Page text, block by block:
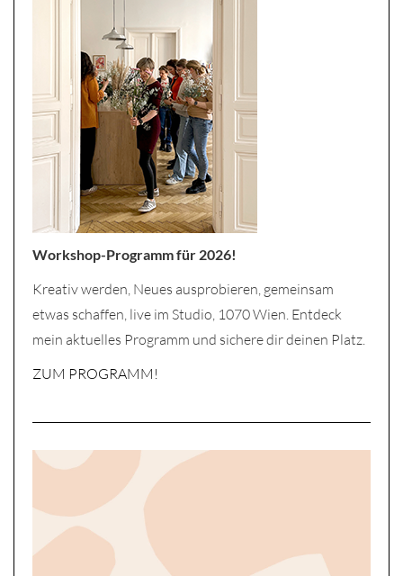
Workshop-Programm für 2026!
Kreativ werden, Neues ausprobieren, gemeinsam
etwas schaffen, live im Studio, 1070 Wien. Entdeck
mein aktuelles Programm und sichere dir deinen Platz.
ZUM PROGRAMM!